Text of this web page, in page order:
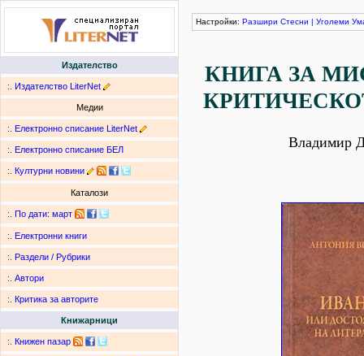
Издателство
:. Издателство LiterNet
Медии
:. Електронно списание LiterNet
:. Електронно списание БЕЛ
:. Културни новини
Каталози
:. По дати: март
:. Електронни книги
:. Раздели / Рубрики
:. Автори
:. Критика за авторите
Книжарници
:. Книжен пазар
Настройки: Разшири Стесни | Уголеми
КНИГА ЗА
Владимир